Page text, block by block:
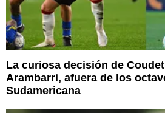
La curiosa decisión de
Arambarri, afuera de los
Sudamericana